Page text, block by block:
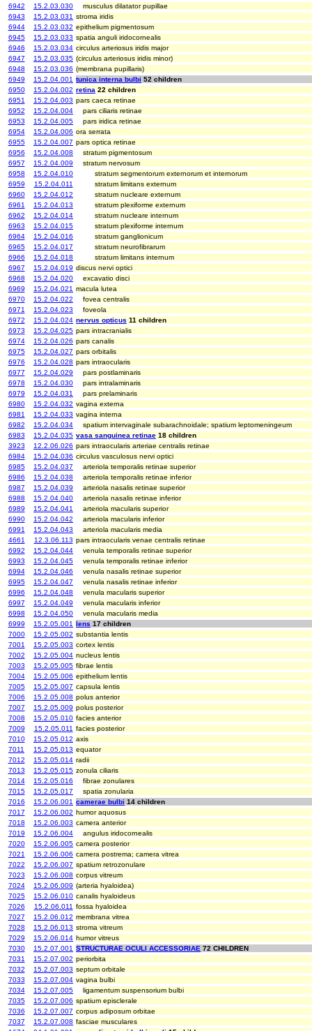
6942
15.2.03.030
musculus dilatator pupillae
6943
15.2.03.031 stroma iridis
6944
15.2.03.032 epithelium pigmentosum
6945
15.2.03.033 spatia anguli iridocornealis
6946
15.2.03.034 circulus arteriosus iridis major
6947
15.2.03.035 (circulus arteriosus iridis minor)
6948
15.2.03.036 (membrana pupillaris)
6949
15.2.04.001 tunica interna bulbi 52 children
6950
15.2.04.002 retina 22 children
6951
15.2.04.003 pars caeca retinae
6952
15.2.04.004
pars ciliaris retinae
6953
15.2.04.005
pars iridica retinae
6954
15.2.04.006 ora serrata
6955
15.2.04.007 pars optica retinae
6956
15.2.04.008
stratum pigmentosum
6957
15.2.04.009
stratum nervosum
6958
15.2.04.010
stratum segmentorum externorum et internorum
6959
15.2.04.011
stratum limitans externum
6960
15.2.04.012
stratum nucleare externum
6961
15.2.04.013
stratum plexiforme externum
6962
15.2.04.014
stratum nucleare internum
6963
15.2.04.015
stratum plexiforme internum
6964
15.2.04.016
stratum ganglionicum
6965
15.2.04.017
stratum neurofibrarum
6966
15.2.04.018
stratum limitans internum
6967
15.2.04.019 discus nervi optici
6968
15.2.04.020
excavatio disci
6969
15.2.04.021 macula lutea
6970
15.2.04.022
fovea centralis
6971
15.2.04.023
foveola
6972
15.2.04.024 nervus opticus 11 children
6973
15.2.04.025 pars intracranialis
6974
15.2.04.026 pars canalis
6975
15.2.04.027 pars orbitalis
6976
15.2.04.028 pars intraocularis
6977
15.2.04.029
pars postlaminaris
6978
15.2.04.030
pars intralaminaris
6979
15.2.04.031
pars prelaminaris
6980
15.2.04.032 vagina externa
6981
15.2.04.033 vagina interna
6982
15.2.04.034
spatium intervaginale subarachnoidale; spatium leptomeningeum
6983
15.2.04.035 vasa sanguinea retinae 18 children
3923
12.2.06.026 pars intraocularis arteriae centralis retinae
6984
15.2.04.036 circulus vasculosus nervi optici
6985
15.2.04.037
arteriola temporalis retinae superior
6986
15.2.04.038
arteriola temporalis retinae inferior
6987
15.2.04.039
arteriola nasalis retinae superior
6988
15.2.04.040
arteriola nasalis retinae inferior
6989
15.2.04.041
arteriola macularis superior
6990
15.2.04.042
arteriola macularis inferior
6991
15.2.04.043
arteriola macularis media
4661
12.3.06.113 pars intraocularis venae centralis retinae
6992
15.2.04.044
venula temporalis retinae superior
6993
15.2.04.045
venula temporalis retinae inferior
6994
15.2.04.046
venula nasalis retinae superior
6995
15.2.04.047
venula nasalis retinae inferior
6996
15.2.04.048
venula macularis superior
6997
15.2.04.049
venula macularis inferior
6998
15.2.04.050
venula macularis media
6999
15.2.05.001 lens 17 children
7000
15.2.05.002 substantia lentis
7001
15.2.05.003 cortex lentis
7002
15.2.05.004 nucleus lentis
7003
15.2.05.005 fibrae lentis
7004
15.2.05.006 epithelium lentis
7005
15.2.05.007 capsula lentis
7006
15.2.05.008 polus anterior
7007
15.2.05.009 polus posterior
7008
15.2.05.010 facies anterior
7009
15.2.05.011 facies posterior
7010
15.2.05.012 axis
7011
15.2.05.013 equator
7012
15.2.05.014 radii
7013
15.2.05.015 zonula ciliaris
7014
15.2.05.016
fibrae zonulares
7015
15.2.05.017
spatia zonularia
7016
15.2.06.001 camerae bulbi 14 children
7017
15.2.06.002 humor aquosus
7018
15.2.06.003 camera anterior
7019
15.2.06.004
angulus iridocornealis
7020
15.2.06.005 camera posterior
7021
15.2.06.006 camera postrema; camera vitrea
7022
15.2.06.007 spatium retrozonulare
7023
15.2.06.008 corpus vitreum
7024
15.2.06.009 (arteria hyaloidea)
7025
15.2.06.010 canalis hyaloideus
7026
15.2.06.011 fossa hyaloidea
7027
15.2.06.012 membrana vitrea
7028
15.2.06.013 stroma vitreum
7029
15.2.06.014 humor vitreus
7030
15.2.07.001 STRUCTURAE OCULI ACCESSORIAE 72 CHILDREN
7031
15.2.07.002 periorbita
7032
15.2.07.003 septum orbitale
7033
15.2.07.004 vagina bulbi
7034
15.2.07.005
ligamentum suspensorium bulbi
7035
15.2.07.006 spatium episclerale
7036
15.2.07.007 corpus adiposum orbitae
7037
15.2.07.008 fasciae musculares